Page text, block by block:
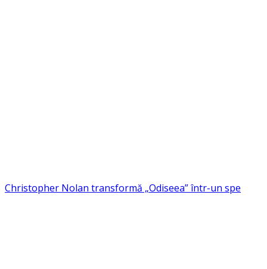
Christopher Nolan transformă „Odiseea” într-un spe